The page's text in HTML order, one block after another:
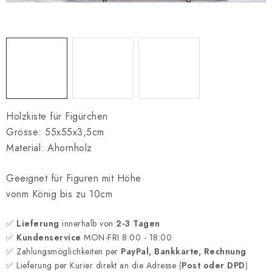
GESCHÄFTSBEDINGUNGEN
KONTAKT
Holzkiste für Figürchen
Grösse: 55x55x3,5cm
Material: Ahornholz
Geeignet für Figuren mit Höhe
vonm König bis zu 10cm
✅ Lieferung innerhalb von 2-3 Tagen
✅ Kundenservice MON-FRI 8:00 - 18:00
✅ Zahlungsmöglichkeiten per PayPal, Bankkarte, Rechnung
✅ Lieferung per Kurier direkt an die Adresse (Post oder DPD)